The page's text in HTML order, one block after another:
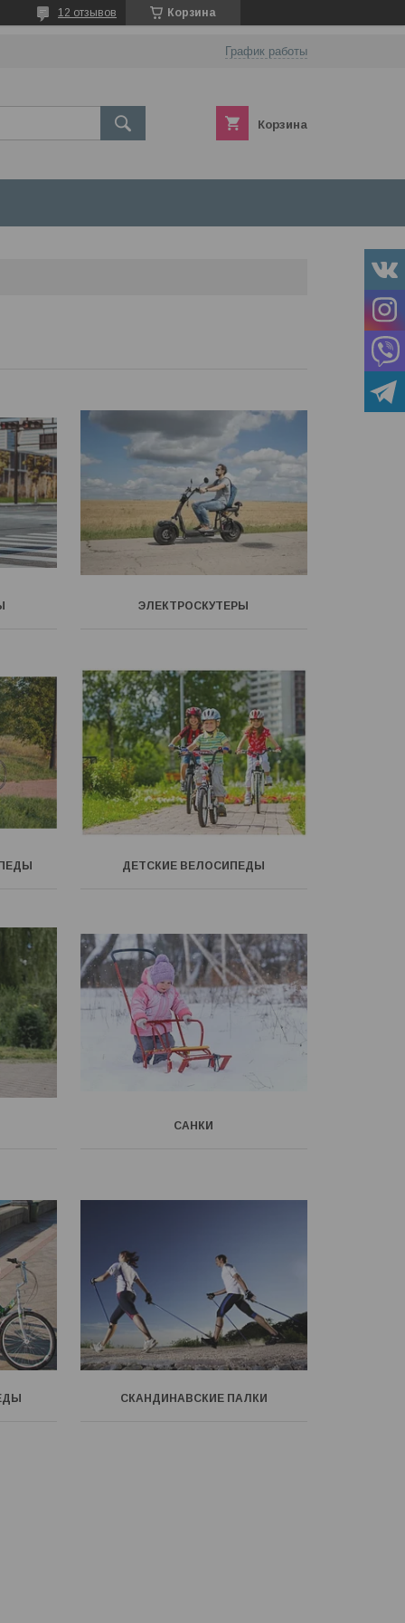
Корзина
12 отзывов
График работы
Корзина
ЭЛЕКТРОСКУТЕРЫ
ДЕТСКИЕ ВЕЛОСИПЕДЫ
САНКИ
СКАНДИНАВСКИЕ ПАЛКИ